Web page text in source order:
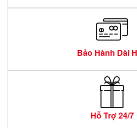
Bảo Hành Dài
Hỗ Trợ 24/7